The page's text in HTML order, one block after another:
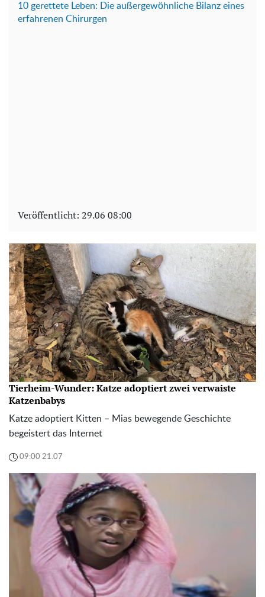
10 gerettete Leben: Die außergewöhnliche Bilanz eines
erfahrenen Chirurgen
Veröffentlicht: 29.06 08:00
Tierheim-Wunder: Katze adoptiert zwei verwaiste
Katzenbabys
Katze adoptiert Kitten – Mias bewegende Geschichte
begeistert das Internet
09:00 21.07